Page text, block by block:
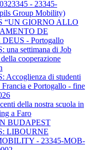
- 23345-
Group Mobility)
“UN GIORNO ALLO
DE
- Portogallo
settimana di Job
cooperazione
Accoglienza di studenti
e Portogallo - fine
della nostra scuola in
a Faro
BUDAPEST
LIBOURNE
- 23345-MOB-